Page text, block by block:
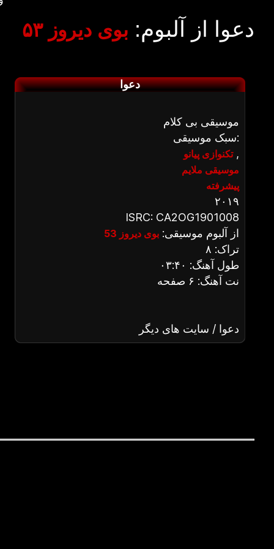
دعوا از آلبوم: بوی دیروز ۵۳
دعوا
موسیقی بی کلام
سبک موسیقی:
تکنوازی پیانو,
موسیقی ملایم
پیشرفته
۲۰۱۹
ISRC: CA2OG1901008
از آلبوم موسیقی:بوی دیروز 53
تراک: ۸
طول آهنگ: ۰۳:۴۰
نت آهنگ: ۶ صفحه
دعوا / سایت های دیگر